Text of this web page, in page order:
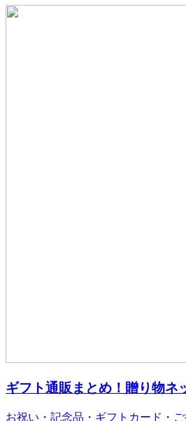
ギフト通販まとめ！贈り物ネ
お祝い・記念品・ギフトカード・